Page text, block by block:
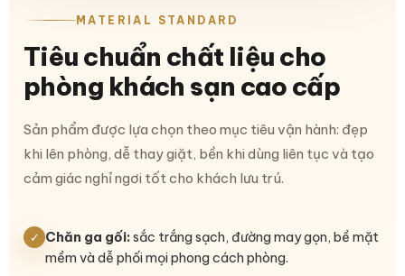
MATERIAL STANDARD
Tiêu chuẩn chất liệu cho
phòng khách sạn cao cấp
Sản phẩm được lựa chọn theo mục tiêu vận hành: đẹp
khi lên phòng, dễ thay giặt, bền khi dùng liên tục và tạo
cảm giác nghỉ ngơi tốt cho khách lưu trú.
✓ Chăn ga gối:sắc trắng sạch, đường may gọn, bề mặt
mềm và dễ phối mọi phong cách phòng.